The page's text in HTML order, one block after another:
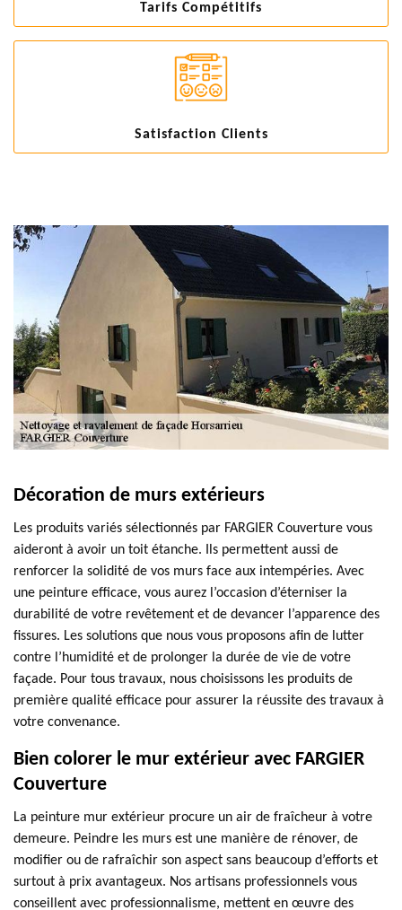
Tarifs Compétitifs
Satisfaction Clients
Décoration de murs extérieurs
Les produits variés sélectionnés par FARGIER Couverture vous
aideront à avoir un toit étanche. Ils permettent aussi de
renforcer la solidité de vos murs face aux intempéries. Avec
une peinture efficace, vous aurez l’occasion d’éterniser la
durabilité de votre revêtement et de devancer l’apparence des
fissures. Les solutions que nous vous proposons afin de lutter
contre l’humidité et de prolonger la durée de vie de votre
façade. Pour tous travaux, nous choisissons les produits de
première qualité efficace pour assurer la réussite des travaux à
votre convenance.
Bien colorer le mur extérieur avec FARGIER
Couverture
La peinture mur extérieur procure un air de fraîcheur à votre
demeure. Peindre les murs est une manière de rénover, de
modifier ou de rafraîchir son aspect sans beaucoup d’efforts et
surtout à prix avantageux. Nos artisans professionnels vous
conseillent avec professionnalisme, mettent en œuvre des